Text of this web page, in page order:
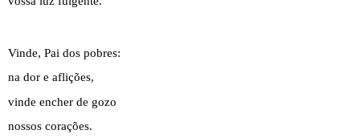
Vinde, Pai dos pobres:
na dor e aflições,
vinde encher de gozo
nossos corações.